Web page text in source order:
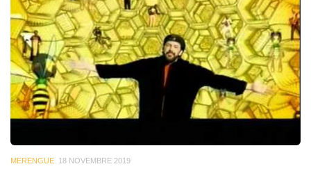
MERENGUE 18 NOVEMBRE 2019